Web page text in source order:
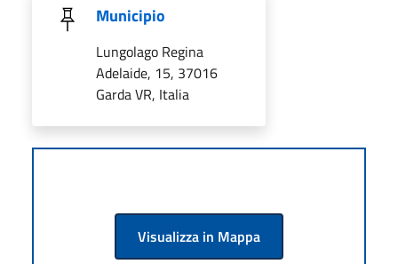
Municipio
Lungolago Regina
Adelaide, 15, 37016
Garda VR, Italia
Visualizza in Mappa